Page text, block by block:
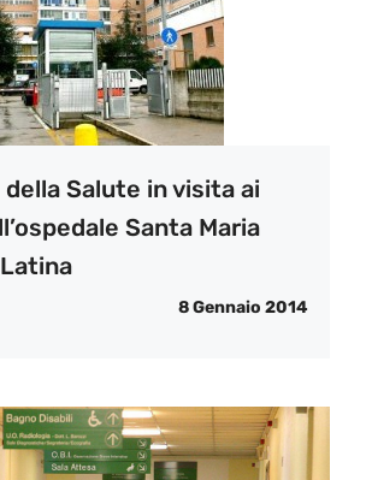
Salute in visita ai
Santa Maria
8 Gennaio 2014